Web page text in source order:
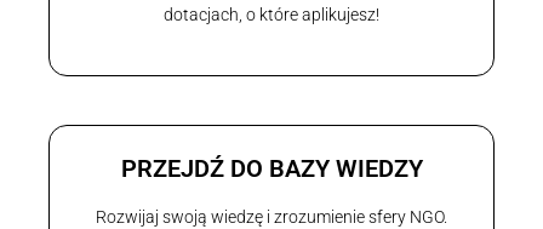
dotacjach, o które aplikujesz!
PRZEJDŹ DO BAZY WIEDZY
Rozwijaj swoją wiedzę i zrozumienie sfery NGO.